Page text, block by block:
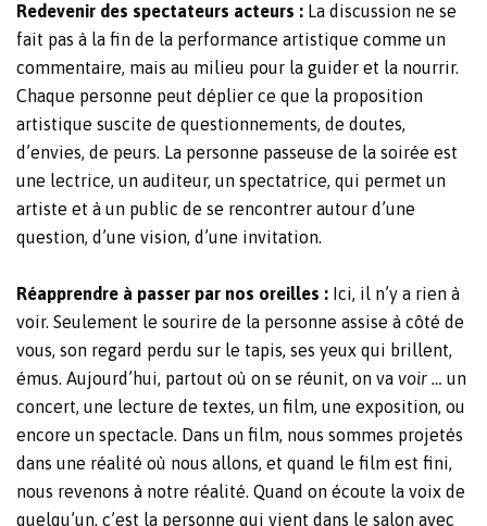
Redevenir des spectateurs acteurs : La discussion ne se
fait pas à la fin de la performance artistique comme un
commentaire, mais au milieu pour la guider et la nourrir.
Chaque personne peut déplier ce que la proposition
artistique suscite de questionnements, de doutes,
d’envies, de peurs. La personne passeuse de la soirée est
une lectrice, un auditeur, un spectatrice, qui permet un
artiste et à un public de se rencontrer autour d’une
question, d’une vision, d’une invitation.
Réapprendre à passer par nos oreilles : Ici, il n’y a rien à
voir. Seulement le sourire de la personne assise à côté de
vous, son regard perdu sur le tapis, ses yeux qui brillent,
émus. Aujourd’hui, partout où on se réunit, on va voir … un
concert, une lecture de textes, un film, une exposition, ou
encore un spectacle. Dans un film, nous sommes projetés
dans une réalité où nous allons, et quand le film est fini,
nous revenons à notre réalité. Quand on écoute la voix de
quelqu’un, c’est la personne qui vient dans le salon avec